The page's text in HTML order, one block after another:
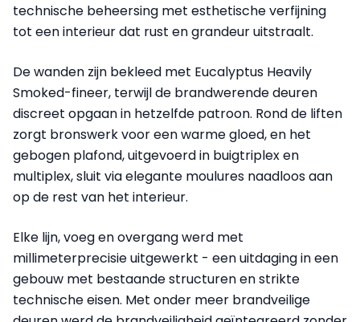
technische beheersing met esthetische verfijning
tot een interieur dat rust en grandeur uitstraalt.
De wanden zijn bekleed met Eucalyptus Heavily
Smoked-fineer, terwijl de brandwerende deuren
discreet opgaan in hetzelfde patroon. Rond de liften
zorgt bronswerk voor een warme gloed, en het
gebogen plafond, uitgevoerd in buigtriplex en
multiplex, sluit via elegante moulures naadloos aan
op de rest van het interieur.
Elke lijn, voeg en overgang werd met
millimeterprecisie uitgewerkt - een uitdaging in een
gebouw met bestaande structuren en strikte
technische eisen. Met onder meer brandveilige